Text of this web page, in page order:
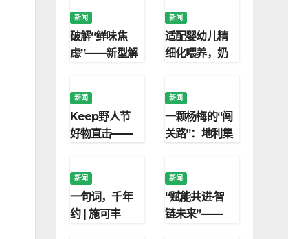
店打造爆款旺
菜
破局思路
新闻
破解“鲜味焦
虑”——新型解
效与配方升级
新闻
适配婴幼儿精
细化喂养，奶
安心辅食
新闻
Keep野人节
好物直击——
嘴馋焦虑！
新闻
一颗杨梅的“闯
关路”：地利集
线
新闻
一句词，千年
约 | 施可丰
新闻
“赋能共进·智
链未来”——